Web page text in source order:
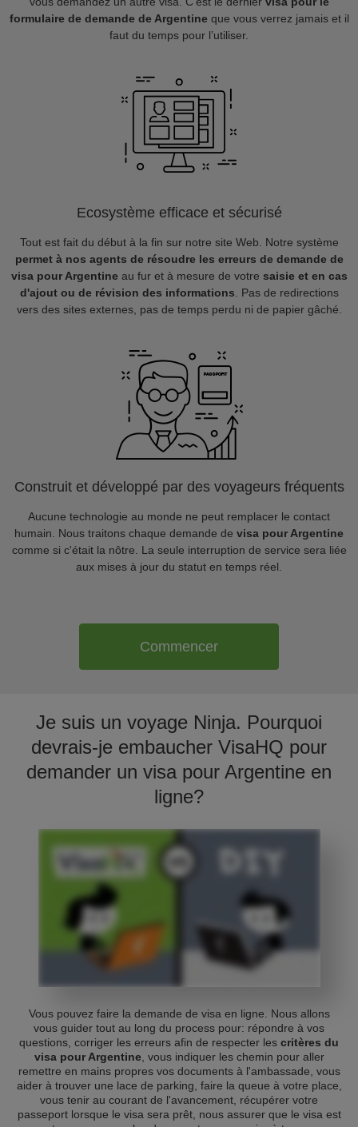
formulaire de demande de Argentine que vous verrez jamais et il
faut du temps pour l’utiliser.
Ecosystème efficace et sécurisé
Tout est fait du début à la fin sur notre site Web. Notre système
permet à nos agents de résoudre les erreurs de demande de
visa pour Argentine au fur et à mesure de votre saisie et en cas
d'ajout ou de révision des informations . Pas de redirections
vers des sites externes, pas de temps perdu ni de papier gâché.
Construit et développé par des voyageurs fréquents
Aucune technologie au monde ne peut remplacer le contact
humain. Nous traitons chaque demande de visa pour Argentine
comme si c'était la nôtre. La seule interruption de service sera liée
aux mises à jour du statut en temps réel.
Commencer
Je suis un voyage Ninja. Pourquoi
devrais-je embaucher VisaHQ pour
demander un visa pour Argentine en
ligne?
Vous pouvez faire la demande de visa en ligne. Nous allons
vous guider tout au long du process pour: répondre à vos
questions, corriger les erreurs afin de respecter les critères du
visa pour Argentine, vous indiquer les chemin pour aller
remettre en mains propres vos documents à l'ambassade, vous
aider à trouver une lace de parking, faire la queue à votre place,
vous tenir au courant de l'avancement, récupérer votre
passeport lorsque le visa sera prêt, nous assurer que le visa est